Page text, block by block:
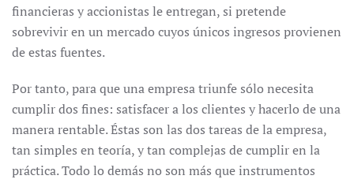
financieras y accionistas le entregan, si pretende
sobrevivir en un mercado cuyos únicos ingresos provienen
de estas fuentes.
Por tanto, para que una empresa triunfe sólo necesita
cumplir dos fines: satisfacer a los clientes y hacerlo de una
manera rentable. Éstas son las dos tareas de la empresa,
tan simples en teoría, y tan complejas de cumplir en la
práctica. Todo lo demás no son más que instrumentos